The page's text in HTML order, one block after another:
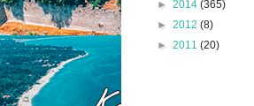
► 2014 (365)
► 2012 (8)
► 2011 (20)